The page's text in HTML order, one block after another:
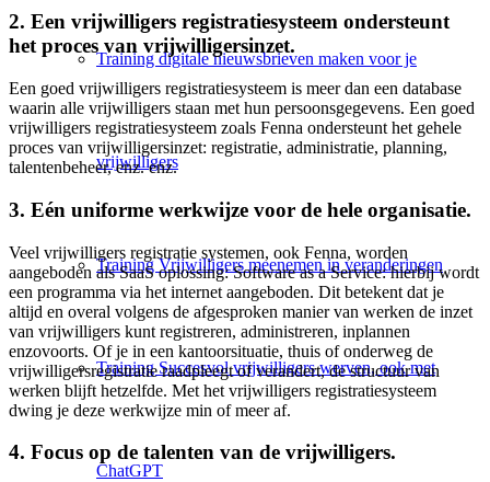
Training digitale nieuwsbrieven maken voor je
vrijwilligers
Training Vrijwilligers meenemen in veranderingen
Training Succesvol vrijwilligers werven, ook met
ChatGPT
2. Een vrijwilligers registratiesysteem ondersteunt
het proces van vrijwilligersinzet.
Een goed vrijwilligers registratiesysteem is meer dan een database
waarin alle vrijwilligers staan met hun persoonsgegevens. Een goed
vrijwilligers registratiesysteem zoals Fenna ondersteunt het gehele
proces van vrijwilligersinzet: registratie, administratie, planning,
talentenbeheer, enz. enz.
3. Eén uniforme werkwijze voor de hele organisatie.
Veel vrijwilligers registratie systemen, ook Fenna, worden
aangeboden als SaaS oplossing: Software as a Service: hierbij wordt
een programma via het internet aangeboden. Dit betekent dat je
altijd en overal volgens de afgesproken manier van werken de inzet
van vrijwilligers kunt registreren, administreren, inplannen
enzovoorts. Of je in een kantoorsituatie, thuis of onderweg de
vrijwilligersregistratie raadpleegt of verandert, de structuur van
werken blijft hetzelfde. Met het vrijwilligers registratiesysteem
dwing je deze werkwijze min of meer af.
4. Focus op de talenten van de vrijwilligers.